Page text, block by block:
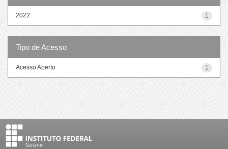
1
2022
Tipo de Acesso
1
Acesso Aberto